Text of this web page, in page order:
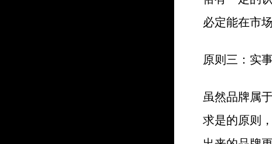
必定能在市
原则三：实
虽然品牌属
求是的原则